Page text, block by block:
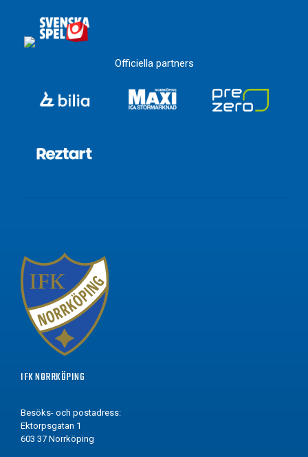
Officiella partners
IFK NORRKÖPING
Besöks- och postadress:
Ektorpsgatan 1
603 37 Norrköping